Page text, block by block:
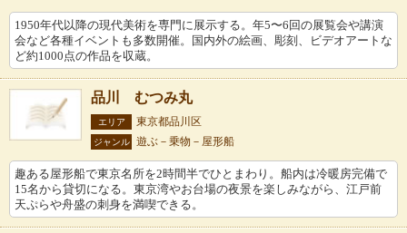
1950年代以降の現代美術を専門に展示する。年5〜6回の展覧会や講演
会など各種イベントも多数開催。国内外の絵画、彫刻、ビデオアートな
ど約1000点の作品を収蔵。
品川 むつみ丸
エリア 東京都品川区
ジャンル 遊ぶ－乗物－屋形船
趣ある屋形船で東京名所を2時間半でひとまわり。船内は冷暖房完備で
15名から貸切になる。東京湾やお台場の夜景を楽しみながら、江戸前
天ぷらや舟盛の刺身を満喫できる。